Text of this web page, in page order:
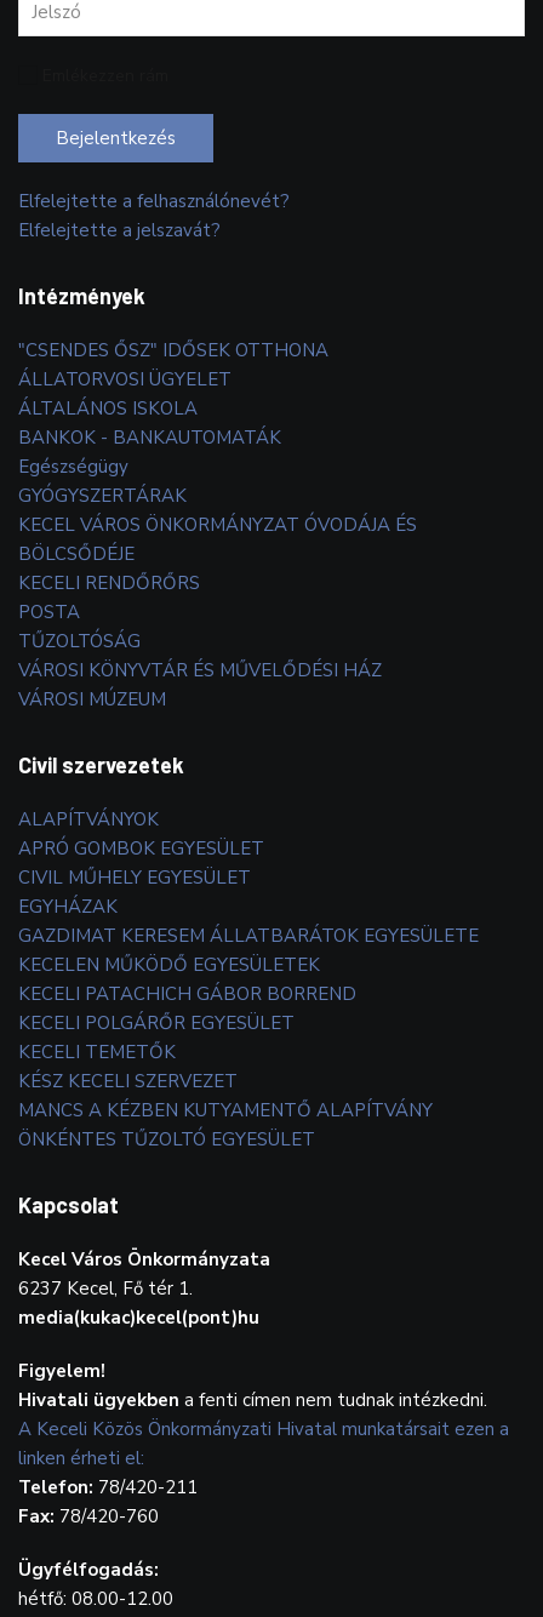
Bejelentkezés
Elfelejtette a felhasználónevét?
Elfelejtette a jelszavát?
Intézmények
"CSENDES ŐSZ" IDŐSEK OTTHONA
ÁLLATORVOSI ÜGYELET
ÁLTALÁNOS ISKOLA
BANKOK - BANKAUTOMATÁK
Egészségügy
GYÓGYSZERTÁRAK
KECEL VÁROS ÖNKORMÁNYZAT ÓVODÁJA ÉS
BÖLCSŐDÉJE
KECELI RENDŐRŐRS
POSTA
TŰZOLTÓSÁG
VÁROSI KÖNYVTÁR ÉS MŰVELŐDÉSI HÁZ
VÁROSI MÚZEUM
Civil szervezetek
ALAPÍTVÁNYOK
APRÓ GOMBOK EGYESÜLET
CIVIL MŰHELY EGYESÜLET
EGYHÁZAK
GAZDIMAT KERESEM ÁLLATBARÁTOK EGYESÜLETE
KECELEN MŰKÖDŐ EGYESÜLETEK
KECELI PATACHICH GÁBOR BORREND
KECELI POLGÁRŐR EGYESÜLET
KECELI TEMETŐK
KÉSZ KECELI SZERVEZET
MANCS A KÉZBEN KUTYAMENTŐ ALAPÍTVÁNY
ÖNKÉNTES TŰZOLTÓ EGYESÜLET
Kapcsolat
Kecel Város Önkormányzata
6237 Kecel, Fő tér 1.
media(kukac)kecel(pont)hu
Figyelem!
Hivatali ügyekben a fenti címen nem tudnak intézkedni.
A Keceli Közös Önkormányzati Hivatal munkatársait ezen a
linken érheti el:
Telefon: 78/420-211
Fax: 78/420-760
Ügyfélfogadás:
hétfő: 08.00-12.00